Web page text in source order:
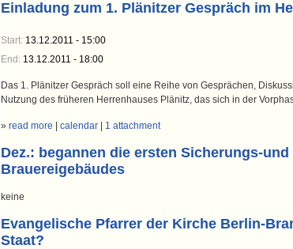
Einladung zum 1. Plänitzer Gespräch im
Start: 13.12.2011 - 15:00
End: 13.12.2011 - 18:00
Das 1. Plänitzer Gespräch soll eine Reihe von Gesprächen,
Nutzung des früheren Herrenhauses Plänitz, das sich in der
»read more |calendar | 1 attachment
Dez.: begannen die ersten Sicherungs-
Brauereigebäudes
keine
Evangelische Pfarrer der Kirche Berlin-
Staat?